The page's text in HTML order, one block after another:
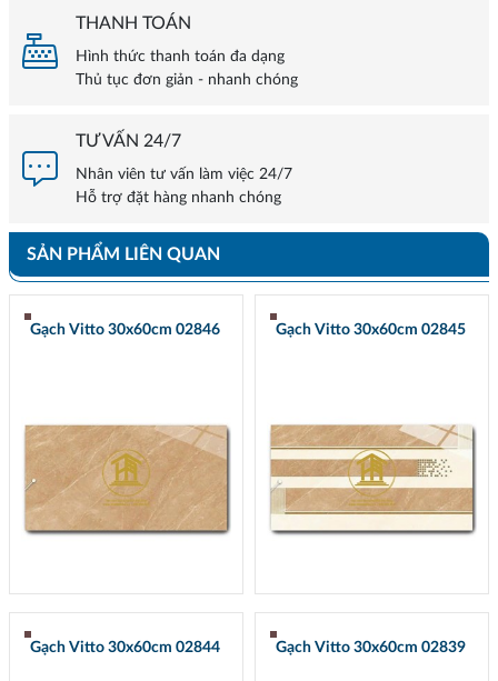
THANH TOÁN
Hình thức thanh toán đa dạng
Thủ tục đơn giản - nhanh chóng
TƯ VẤN 24/7
Nhân viên tư vấn làm việc 24/7
Hỗ trợ đặt hàng nhanh chóng
SẢN PHẨM LIÊN QUAN
Gạch Vitto 30x60cm 02846 Gạch Vitto 30x60cm 02845
Gạch Vitto 30x60cm 02844 Gạch Vitto 30x60cm 02839